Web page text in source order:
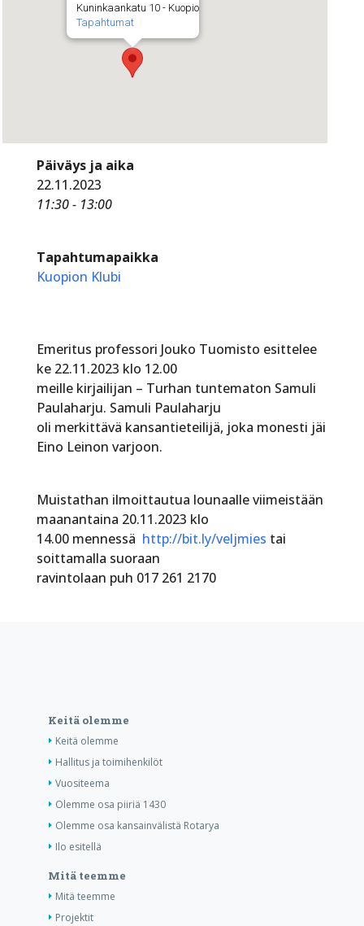
Kuninkaankatu 10 - Kuopio
Tapahtumat
Päiväys ja aika
22.11.2023
11:30 - 13:00
Tapahtumapaikka
Kuopion Klubi
Emeritus professori Jouko Tuomisto esittelee
ke 22.11.2023 klo 12.00
meille kirjailijan – Turhan tuntematon Samuli
Paulaharju. Samuli Paulaharju
oli merkittävä kansantieteilijä, joka monesti jäi
Eino Leinon varjoon.
Muistathan ilmoittautua lounaalle viimeistään
maanantaina 20.11.2023 klo
14.00 mennessä http://bit.ly/veljmies tai
soittamalla suoraan
ravintolaan puh 017 261 2170
Keitä olemme
Keitä olemme
Hallitus ja toimihenkilöt
Vuositeema
Olemme osa piiriä 1430
Olemme osa kansainvälistä Rotarya
Ilo esitellä
Mitä teemme
Mitä teemme
Projektit